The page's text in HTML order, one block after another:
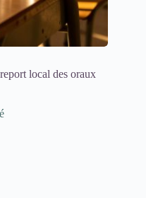
local des oraux